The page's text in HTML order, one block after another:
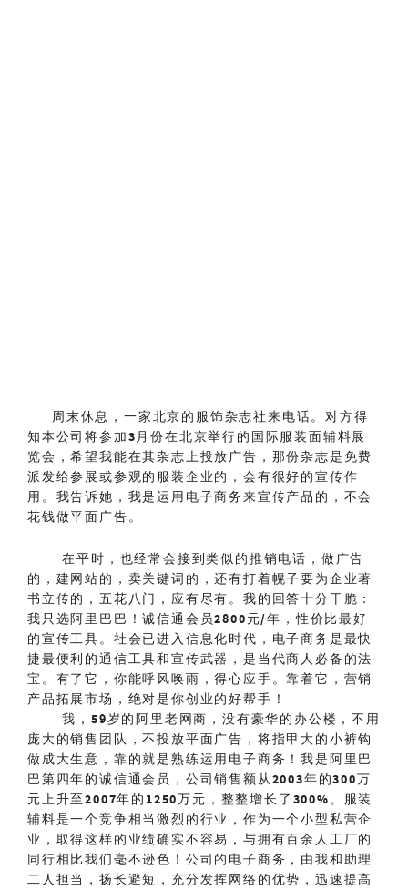
周末休息，一家北京的服饰杂志社来电话。对方得
知本公司将参加3月份在北京举行的国际服装面辅料展
览会 ，希望我能在其杂志上投放广告，那份杂志是免费
派发给参展或参观的服装企业的，会有很好的宣传作
用。我告诉她，我是运用电子商务来宣传产品的，不会
花钱做平面广告。
在平时，也经常会接到类似的推销电话，做广告
的，建网站的，卖关键词的，还有打着幌子要为企业著
书立传的，五花八门，应有尽有。我的回答十分干脆：
我只选阿里巴巴！诚信通会员2800元/年，性价比最好
的宣传工具。社会已进入信息化时代，电子商务是最快
捷最便利的通信工具和宣传武器，是当代商人必备的法
宝。有了它，你能呼风唤雨，得心应手。靠着它，营销
产品拓展市场，绝对是你创业的好帮手！
我， 59岁的阿里老网商，没有豪华的办公楼，不用
庞大的销售团队，不投放平面广告，将指甲大的小裤钩
做成大生意，靠的就是熟练运用电子商务！我是阿里巴
巴第四年的诚信通会员，公司销售额从2003年的300万
元上升至2007年的 1250万元，整整增长了 300%。服装
辅料是一个竞争相当激烈的行业，作为一个小型私营企
业，取得这样的业绩确实不容易，与拥有百余人工厂的
同行相比我们毫不逊色！公司的电子商务，由我和助理
二人担当，扬长避短，充分发挥网络的优势，迅速提高